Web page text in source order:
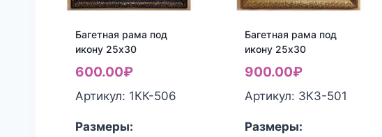
Багетная рама под
икону 25х30
600.00₽
Артикул: 1КК-506
Размеры:
Багетная рама под
икону 25х30
900.00₽
Артикул: 3КЗ-501
Размеры: